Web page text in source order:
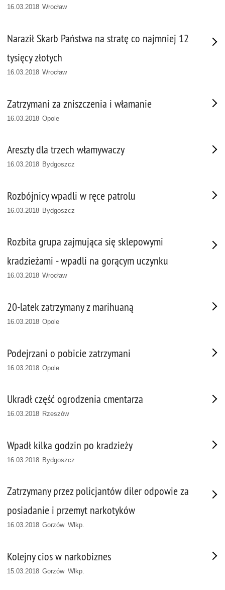
16.03.2018 Wrocław
Naraził Skarb Państwa na stratę co najmniej 12
tysięcy złotych
16.03.2018 Wrocław
Zatrzymani za zniszczenia i włamanie
16.03.2018 Opole
Areszty dla trzech włamywaczy
16.03.2018 Bydgoszcz
Rozbójnicy wpadli w ręce patrolu
16.03.2018 Bydgoszcz
Rozbita grupa zajmująca się sklepowymi
kradzieżami - wpadli na gorącym uczynku
16.03.2018 Wrocław
20-latek zatrzymany z marihuaną
16.03.2018 Opole
Podejrzani o pobicie zatrzymani
16.03.2018 Opole
Ukradł część ogrodzenia cmentarza
16.03.2018 Rzeszów
Wpadł kilka godzin po kradzieży
16.03.2018 Bydgoszcz
Zatrzymany przez policjantów diler odpowie za
posiadanie i przemyt narkotyków
16.03.2018 Gorzów Wlkp.
Kolejny cios w narkobiznes
15.03.2018 Gorzów Wlkp.